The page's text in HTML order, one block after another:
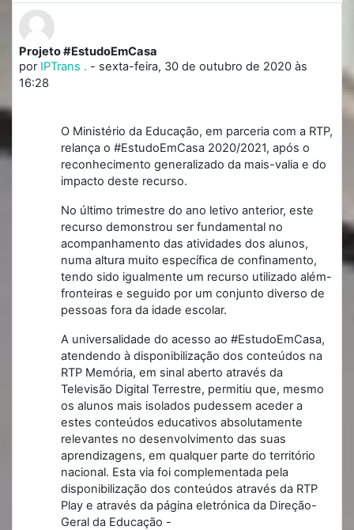
Projeto #EstudoEmCasa
por IPTrans . - sexta-feira, 30 de outubro de 2020 às
16:28
Número de respostas: 0
O Ministério da Educação, em parceria com a RTP,
relança o #EstudoEmCasa 2020/2021, após o
reconhecimento generalizado da mais-valia e do
impacto deste recurso.
No último trimestre do ano letivo anterior, este
recurso demonstrou ser fundamental no
acompanhamento das atividades dos alunos,
numa altura muito específica de confinamento,
tendo sido igualmente um recurso utilizado além-
fronteiras e seguido por um conjunto diverso de
pessoas fora da idade escolar.
A universalidade do acesso ao #EstudoEmCasa,
atendendo à disponibilização dos conteúdos na
RTP Memória, em sinal aberto através da
Televisão Digital Terrestre, permitiu que, mesmo
os alunos mais isolados pudessem aceder a
estes conteúdos educativos absolutamente
relevantes no desenvolvimento das suas
aprendizagens, em qualquer parte do território
nacional. Esta via foi complementada pela
disponibilização dos conteúdos através da RTP
Play e através da página eletrónica da Direção-
Geral da Educação -